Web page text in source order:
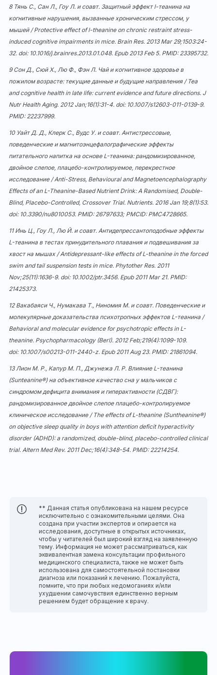
8 Тянь С., Сан Л., Гоу Л. и соавт. Защитный эффект l-теанина на
когнитивные нарушения, вызванные хроническим стрессом, у
мышей / Protective effect of l-theanine on chronic restraint stress-
induced cognitive impairments in mice. Brain Res. 2013 Mar 29;1503:24-
32. doi: 10.1016/j.brainres.2013.01.048. Epub 2013 Feb 5. PMID: 23395732.
9 Сон Д., Сюй Х., Лю Ф., Фэн Л. Чай и когнитивное здоровье в
пожилом возрасте: текущие данные и будущие направления / Tea
and cognitive health in late life: current evidence and future directions. J
Nutr Health Aging. 2012 Jan;16(1):31-4. doi: 10.1007/s12603-011-0139-9.
PMID: 22237999.
10 Уайт Д. Д., Клерк С., Вудс У. и соавт. Антистрессовые,
поведенческие и магнитоэнцефалографические эффекты
питательного напитка на основе L-теанина: рандомизированное,
двойное слепое, плацебо-контролируемое, перекрестное
исследование / Anti-Stress, Behavioural and Magnetoencephalography
Effects of an L-Theanine-Based Nutrient Drink: A Randomised, Double-
Blind, Placebo-Controlled, Crossover Trial. Nutrients. 2016 Jan 19;8(1):53.
doi: 10.3390/nu8010053. PMID: 26797633; PMCID: PMC4728665.
11 Инь Ц., Гоу Л., Лю Й. и соавт. Антидепрессантоподобные эффекты
L-теанина в тестах принудительного плавания и подвешивания за
хвост на мышах / Antidepressant-like effects of L-theanine in the forced
swim and tail suspension tests in mice. Phytother Res. 2011
Nov;25(11):1636-9. doi: 10.1002/ptr.3456. Epub 2011 Mar 21. PMID:
21425373.
12 Вакабаяси Ч., Нумакава Т., Ниномия М. и соавт. Поведенческие и
молекулярные доказательства психотропных эффектов L-теанина /
Behavioral and molecular evidence for psychotropic effects in L-
theanine. Psychopharmacology (Berl). 2012 Feb;219(4):1099-109.
doi: 10.1007/s00213-011-2440-z. Epub 2011 Aug 23. PMID: 21861094.
13 Лион М. Р., Капур М. П., Джунежа Л. Р. Влияние L-теанина
(Sunteanine®) на объективное качество сна у мальчиков с
синдромом дефицита внимания и гиперактивности (СДВГ):
рандомизированное двойное слепое плацебо-контролируемое
клиническое исследование / The effects of L-theanine (Suntheanine®)
on objective sleep quality in boys with attention deficit hyperactivity
disorder (ADHD): a randomized, double-blind, placebo-controlled clinical
trial. Altern Med Rev. 2011 Dec;16(4):348-54. PMID: 22214254.
** Данная статья опубликована на нашем ресурсе
исключительно с ознакомительными целями. Она
создана при участии экспертов и опирается на
исследования, доступные в открытых источниках,
чтобы у читателей был широкий взгляд на заявленную
тему. Информация не может рассматриваться, как
эквивалентная замена консультации профильного
медицинского специалиста, также не может быть
использована для самостоятельной постановки
диагноза или показаний к лечению. Пожалуйста,
помните, что при любых недомоганиях и/или
ухудшении самочувствия единственно верным
решением будет обращение к врачу.